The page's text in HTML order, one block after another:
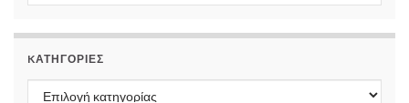
KΑΤΗΓΟΡΊΕΣ
Kατηγορίες